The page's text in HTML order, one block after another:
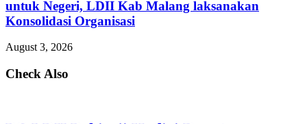
untuk Negeri, LDII Kab Malang laksanakan
Konsolidasi Organisasi
August 3, 2026
Check Also